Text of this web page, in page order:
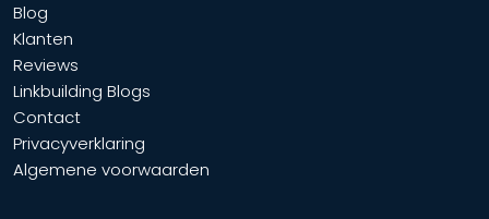
Blog
Klanten
Reviews
Linkbuilding Blogs
Contact
Privacyverklaring
Algemene voorwaarden